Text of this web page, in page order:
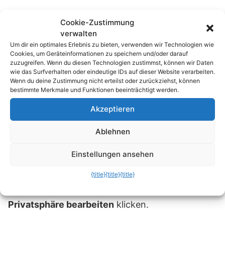
Über eine versteckte Facebook-Funktion kann
man auch generell festlegen, dass Likes
unsichtbar bleiben. Das gilt allerdings nur für
zukünftige Likes. Dazu geht man
folgendermaßen vor:
1. Die
https://www.facebook.com/<FacebookNa
durch den eigenen Facebook-Namen ersetzt
werden muss, etwa
Privatsphäre bearbeiten klicken.
Cookie-Zustimmung
verwalten
Um dir ein optimales Erlebnis zu bieten, verwenden wir Technologien wie
Cookies, um Geräteinformationen zu speichern und/oder darauf
zuzugreifen. Wenn du diesen Technologien zustimmst, können wir Daten
wie das Surfverhalten oder eindeutige IDs auf dieser Website verarbeiten.
Wenn du deine Zustimmung nicht erteilst oder zurückziehst, können
bestimmte Merkmale und Funktionen beeinträchtigt werden.
Akzeptieren
Ablehnen
Einstellungen ansehen
{title}{title}{title}